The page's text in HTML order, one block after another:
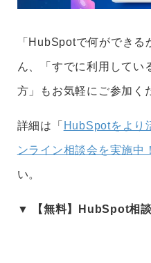
「HubSpotで何ができ
ん、「すでに利用してい
方」もお気軽にご参加く
詳細は「 HubSpotをより
ンライン相談会を実施中！
い。
▼ 【無料】HubSpot相